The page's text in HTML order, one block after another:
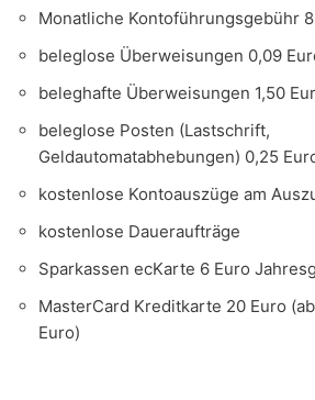
Monatliche Kontoführungsgebühr
beleglose Überweisungen 0,09
beleghafte Überweisungen 1,50
beleglose Posten (Lastschrift,
Geldautomatabhebungen) 0,25
kostenlose Kontoauszüge am
kostenlose Daueraufträge
Sparkassen ecKarte 6 Euro
MasterCard Kreditkarte 20 Euro
Euro)